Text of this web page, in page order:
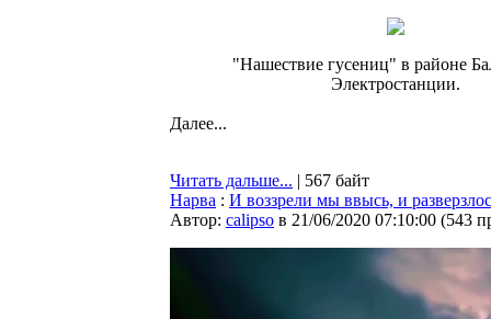
"Нашествие гусениц" в районе
Электростанции.
Далее...
Читать дальше... | 567 байт
Нарва : И воззрели мы ввысь, и
Автор: calipso в 21/06/2020 07:10:00 (543